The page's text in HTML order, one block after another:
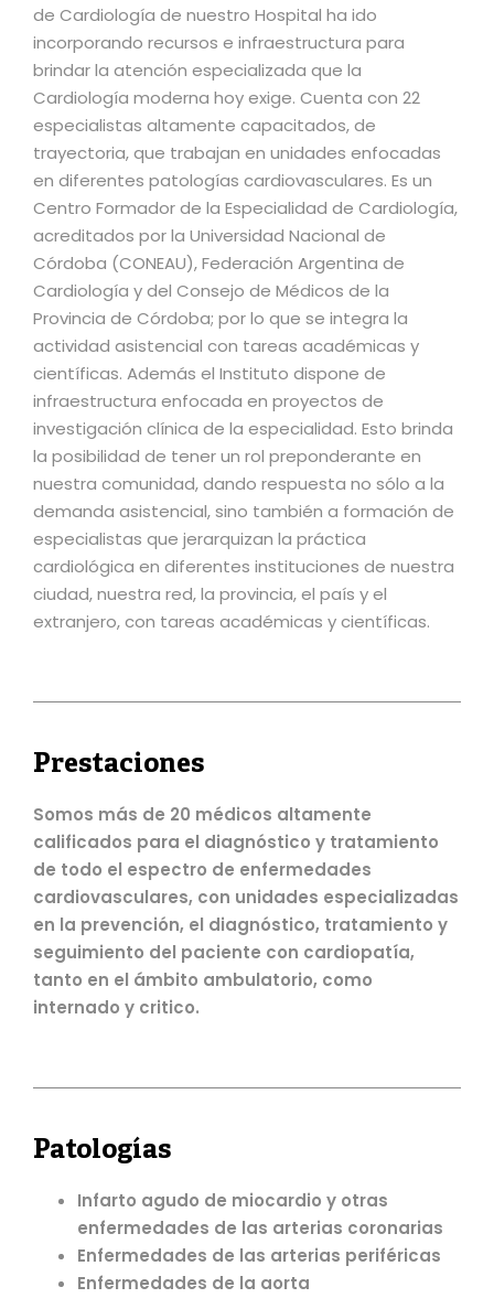
de Cardiología de nuestro Hospital ha ido
incorporando recursos e infraestructura para
brindar la atención especializada que la
Cardiología moderna hoy exige. Cuenta con 22
especialistas altamente capacitados, de
trayectoria, que trabajan en unidades enfocadas
en diferentes patologías cardiovasculares. Es un
Centro Formador de la Especialidad de Cardiología,
acreditados por la Universidad Nacional de
Córdoba (CONEAU), Federación Argentina de
Cardiología y del Consejo de Médicos de la
Provincia de Córdoba; por lo que se integra la
actividad asistencial con tareas académicas y
científicas. Además el Instituto dispone de
infraestructura enfocada en proyectos de
investigación clínica de la especialidad. Esto brinda
la posibilidad de tener un rol preponderante en
nuestra comunidad, dando respuesta no sólo a la
demanda asistencial, sino también a formación de
especialistas que jerarquizan la práctica
cardiológica en diferentes instituciones de nuestra
ciudad, nuestra red, la provincia, el país y el
extranjero, con tareas académicas y científicas.
Prestaciones
Somos más de 20 médicos altamente
calificados para el diagnóstico y tratamiento
de todo el espectro de enfermedades
cardiovasculares, con unidades especializadas
en la prevención, el diagnóstico, tratamiento y
seguimiento del paciente con cardiopatía,
tanto en el ámbito ambulatorio, como
internado y critico.
Patologías
Infarto agudo de miocardio y otras
enfermedades de las arterias coronarias
Enfermedades de las arterias periféricas
Enfermedades de la aorta